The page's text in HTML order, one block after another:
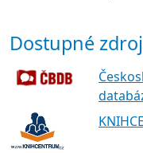
Dostupné